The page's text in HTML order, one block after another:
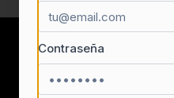
Contraseña